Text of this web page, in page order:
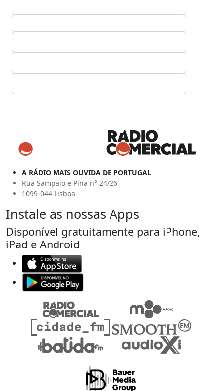
A RÁDIO MAIS OUVIDA DE PORTUGAL
Rua Sampaio e Pina n° 24/26
1099-044 Lisboa
Instale as nossas Apps
Disponível gratuitamente para iPhone,
iPad e Android